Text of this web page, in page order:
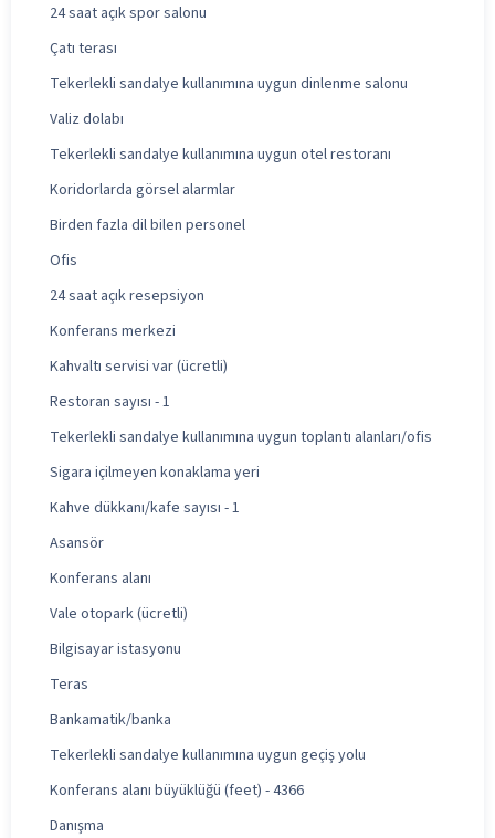
24 saat açık spor salonu
Çatı terası
Tekerlekli sandalye kullanımına uygun dinlenme salonu
Valiz dolabı
Tekerlekli sandalye kullanımına uygun otel restoranı
Koridorlarda görsel alarmlar
Birden fazla dil bilen personel
Ofis
24 saat açık resepsiyon
Konferans merkezi
Kahvaltı servisi var (ücretli)
Restoran sayısı - 1
Tekerlekli sandalye kullanımına uygun toplantı alanları/ofis
Sigara içilmeyen konaklama yeri
Kahve dükkanı/kafe sayısı - 1
Asansör
Konferans alanı
Vale otopark (ücretli)
Bilgisayar istasyonu
Teras
Bankamatik/banka
Tekerlekli sandalye kullanımına uygun geçiş yolu
Konferans alanı büyüklüğü (feet) - 4366
Danışma